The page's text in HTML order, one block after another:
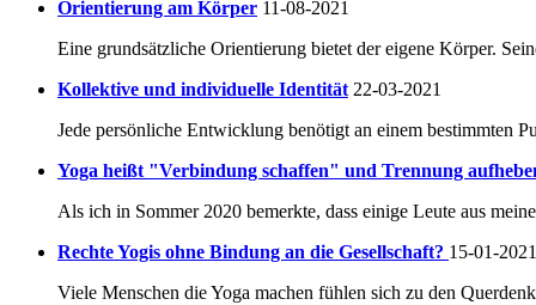
Orientierung am Körper 11-08-2021
Eine grundsätzliche Orientierung bietet der eigene Körper.
Kollektive und individuelle Identität 22-03-2021
Jede persönliche Entwicklung benötigt an einem bestimmten
Yoga heißt "Verbindung schaffen" und Trennung
Als ich in Sommer 2020 bemerkte, dass einige Leute aus
Rechte Yogis ohne Bindung an die Gesellschaft? 15-01-2021
Viele Menschen die Yoga machen fühlen sich zu den